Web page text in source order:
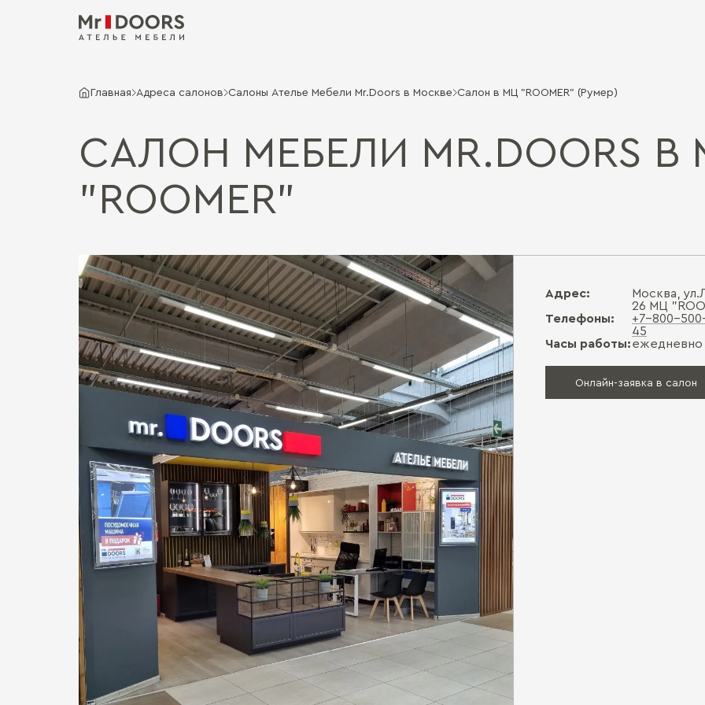
Главная Адреса салонов Салоны Ателье Мебели Mr.Doors в Москве Салон в МЦ "ROOMER" (Румер)
САЛОН МЕБЕЛИ MR.DOORS В
"ROOMER"
Адрес:
Москва,
26 МЦ
Телефоны:
+7-800-
45
Часы работы:ежедневно
Онлайн-заявка в салон